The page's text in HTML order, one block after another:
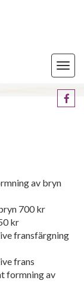
Toggle
av bryn
700 kr
kr
fransfärgning
frans
formning av